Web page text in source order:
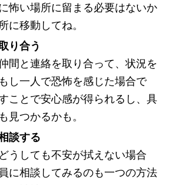
怖い場所に留まる必要はないか
に移動してね。
り合う
間と連絡を取り合って、状況を
し一人で恐怖を感じた場合で
ことで安心感が得られるし、具
見つかるかも。
談する
うしても不安が拭えない場合
に相談してみるのも一つの方法